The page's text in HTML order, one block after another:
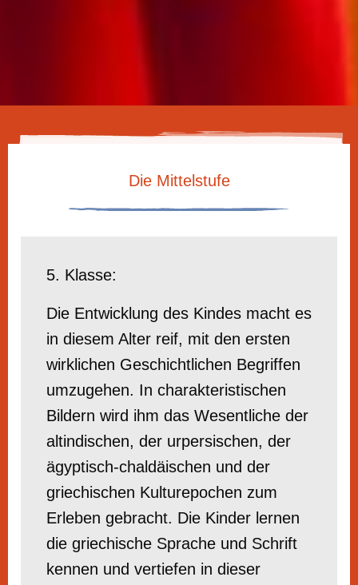
Die Mittelstufe
5. Klasse:
Die Entwicklung des Kindes macht es
in diesem Alter reif, mit den ersten
wirklichen Geschichtlichen Begriffen
umzugehen. In charakteristischen
Bildern wird ihm das Wesentliche der
altindischen, der urpersischen, der
ägyptisch-chaldäischen und der
griechischen Kulturepochen zum
Erleben gebracht. Die Kinder lernen
die griechische Sprache und Schrift
kennen und vertiefen in dieser